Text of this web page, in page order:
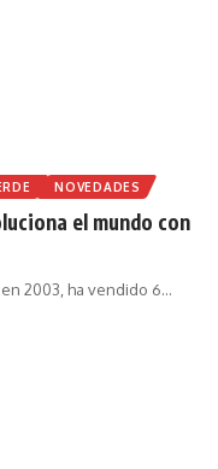
NOVEDADES
el mundo con
2003, ha vendido 6…